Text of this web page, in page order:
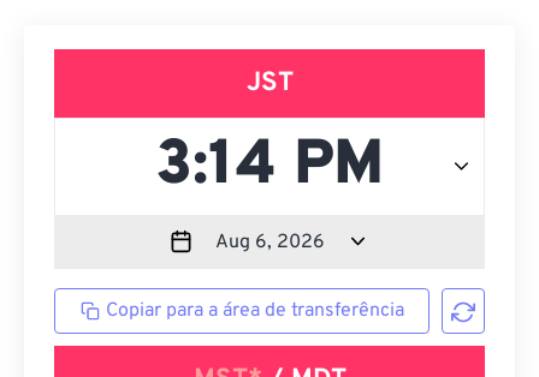
JST
Copiar para a área de transferência